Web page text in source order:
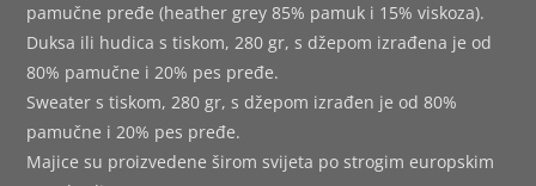
pamučne pređe (heather grey 85% pamuk i 15% viskoza).
Duksa ili hudica s tiskom, 280 gr, s džepom izrađena je od
80% pamučne i 20% pes pređe.
Sweater s tiskom, 280 gr, s džepom izrađen je od 80%
pamučne i 20% pes pređe.
Majice su proizvedene širom svijeta po strogim europskim